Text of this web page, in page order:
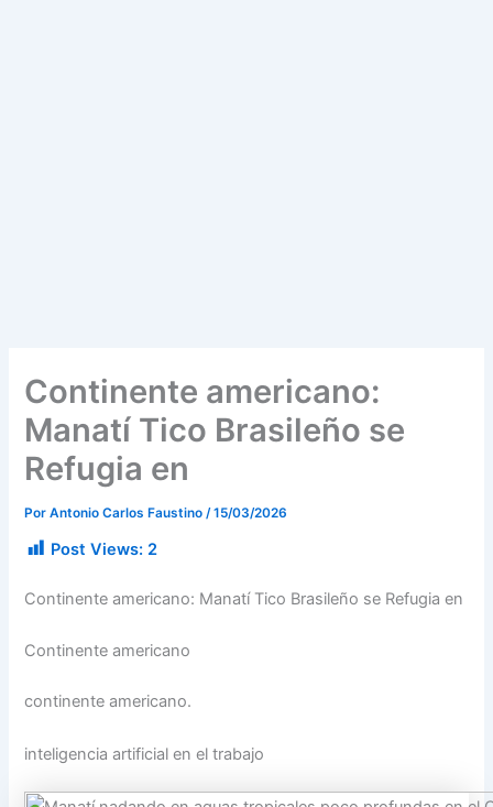
Continente americano:
Manatí Tico Brasileño se
Refugia en
PorAntonio Carlos Faustino /15/03/2026
Post Views: 2
Continente americano: Manatí Tico Brasileño se Refugia en
Continente americano
continente americano.
inteligencia artificial en el trabajo